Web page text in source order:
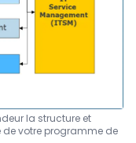
la structure et
de votre programme de